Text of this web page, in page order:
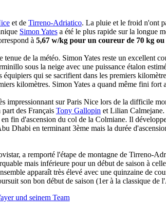
et de Tirreno-Adriatico. La pluie et le froid n'ont
Simon Yates a été le plus rapide sur la longue
à 5,67 w/kg pour un coureur de 70 kg
de la météo. Simon Yates reste un excellent
sous la neige avec une puissance étalon
qui se sacrifient dans les premiers
kilomètres. Simon Yates a quand même fini fort
impressionnant sur Paris Nice lors de la difficile
des Français Tony Gallopin et Lilian Calmejane.
fin d'ascension du col de la Colmiane. Il
Dhabi en terminant 3ème mais la durée
a remporté l'étape de montagne de Tirreno-
mais inférieure pour un début de saison à
apparaît très élevé avec une quinzaine de
son bon début de saison (1er à la classique de
und seinem Team